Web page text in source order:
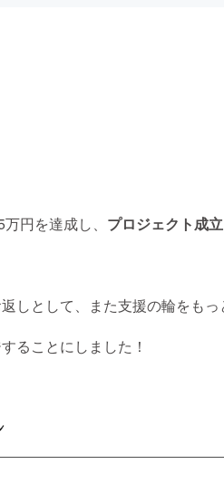
円を達成し、 プロジェクト成立
しとして、また支援の輪をもっ
ることにしました！